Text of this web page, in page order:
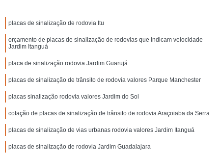
placas de sinalização de rodovia Itu
orçamento de placas de sinalização de rodovias que indicam velocidade
Jardim Itanguá
placa de sinalização rodovia Jardim Guarujá
placas de sinalização de trânsito de rodovia valores Parque Manchester
placas sinalização rodovia valores Jardim do Sol
cotação de placas de sinalização de trânsito de rodovia Araçoiaba da Serra
placas de sinalização de vias urbanas rodovia valores Jardim Itanguá
placas de sinalização de rodovia Jardim Guadalajara